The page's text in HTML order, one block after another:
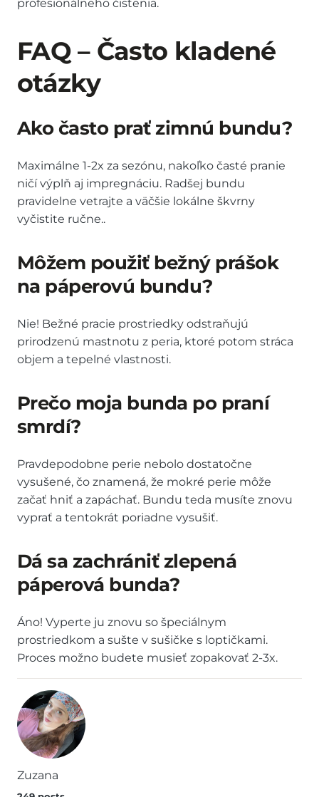
profesionálneho čistenia.
FAQ – Často kladené
otázky
Ako často prať zimnú bundu?
Maximálne 1-2x za sezónu, nakoľko časté pranie
ničí výplň aj impregnáciu. Radšej bundu
pravidelne vetrajte a väčšie lokálne škvrny
vyčistite ručne..
Môžem použiť bežný prášok
na páperovú bundu?
Nie! Bežné pracie prostriedky odstraňujú
prirodzenú mastnotu z peria, ktoré potom stráca
objem a tepelné vlastnosti.
Prečo moja bunda po praní
smrdí?
Pravdepodobne perie nebolo dostatočne
vysušené, čo znamená, že mokré perie môže
začať hniť a zapáchať. Bundu teda musíte znovu
vyprať a tentokrát poriadne vysušiť.
Dá sa zachrániť zlepená
páperová bunda?
Áno! Vyperte ju znovu so špeciálnym
prostriedkom a sušte v sušičke s loptičkami.
Proces možno budete musieť zopakovať 2-3x.
Zuzana